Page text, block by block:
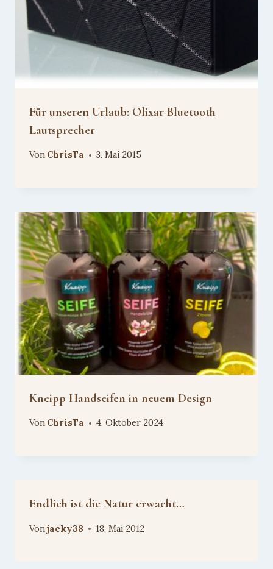
Für unseren Urlaub: Olixar Bluetooth
Lautsprecher
Von ChrisTa 3. Mai 2015
Kneipp Handseifen in neuem Design
Von ChrisTa 4. Oktober 2024
Endlich ist die Natur erwacht…
Vonjacky38 18. Mai 2012